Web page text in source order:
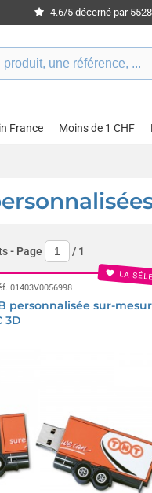
4.6/5 décerné par
France Moins de 1 CHF
- Page / 1
LA
01403V0056998
personnalisée sur-
3D